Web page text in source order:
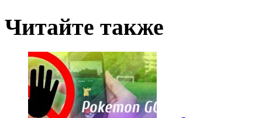
Читайте также